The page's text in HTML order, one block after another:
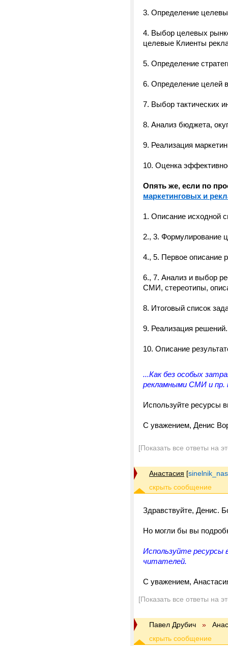
3. Определение
4. Выбор целевых
целевые Клиенты
5. Определение
6. Определение целей
7. Выбор тактических
8. Анализ бюджета,
9. Реализация
10. Оценка
Опять же, если по
маркетинговых и
1. Описание исходной
2., 3. Формулирование
4., 5. Первое описание
6., 7. Анализ и выбор
СМИ, стереотипы,
8. Итоговый список
9. Реализация решений.
10. Описание
...Как без особых
рекламными СМИ и пр.
Используйте ресурсы
С уважением, Денис
[Показать все ответы на
Анастасия [
Здравствуйте, Денис.
Но могли бы вы
Используйте ресурсы
читателей.
С уважением,
[Показать все ответы на
Павел Друбич »